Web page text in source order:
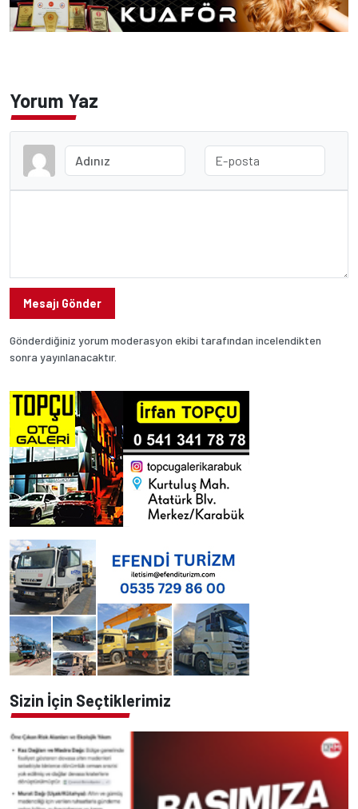
Yorum Yaz
Mesajı Gönder
Gönderdiğiniz yorum moderasyon ekibi tarafından incelendikten
sonra yayınlanacaktır.
Sizin İçin Seçtiklerimiz